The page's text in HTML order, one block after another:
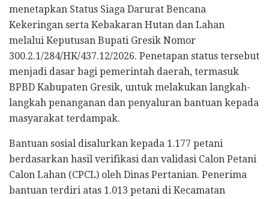
menetapkan Status Siaga Darurat Bencana
Kekeringan serta Kebakaran Hutan dan Lahan
melalui Keputusan Bupati Gresik Nomor
300.2.1/284/HK/437.12/2026. Penetapan status tersebut
menjadi dasar bagi pemerintah daerah, termasuk
BPBD Kabupaten Gresik, untuk melakukan langkah-
langkah penanganan dan penyaluran bantuan kepada
masyarakat terdampak.
Bantuan sosial disalurkan kepada 1.177 petani
berdasarkan hasil verifikasi dan validasi Calon Petani
Calon Lahan (CPCL) oleh Dinas Pertanian. Penerima
bantuan terdiri atas 1.013 petani di Kecamatan